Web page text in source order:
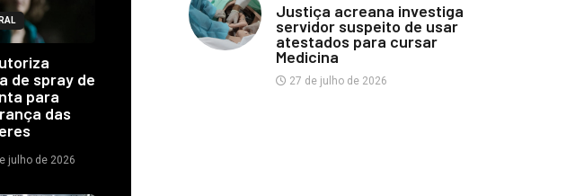
de spray de
para
das
julho de 2026
Justiça acreana investiga
servidor suspeito de usar
atestados para cursar
Medicina
27 de julho de 2026